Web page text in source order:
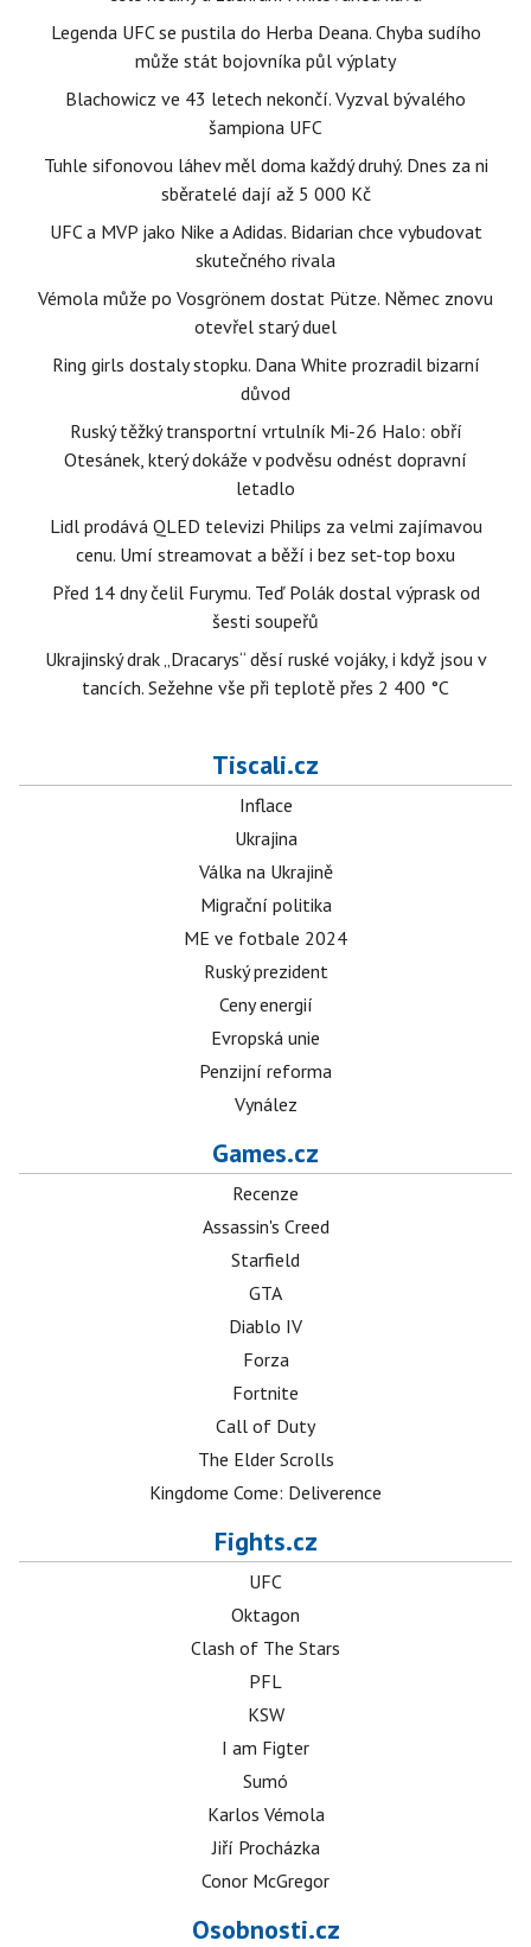
Legenda UFC se pustila do Herba Deana. Chyba sudího
může stát bojovníka půl výplaty
Blachowicz ve 43 letech nekončí. Vyzval bývalého
šampiona UFC
Tuhle sifonovou láhev měl doma každý druhý. Dnes za ni
sběratelé dají až 5 000 Kč
UFC a MVP jako Nike a Adidas. Bidarian chce vybudovat
skutečného rivala
Vémola může po Vosgrönem dostat Pütze. Němec znovu
otevřel starý duel
Ring girls dostaly stopku. Dana White prozradil bizarní
důvod
Ruský těžký transportní vrtulník Mi-26 Halo: obří
Otesánek, který dokáže v podvěsu odnést dopravní
letadlo
Lidl prodává QLED televizi Philips za velmi zajímavou
cenu. Umí streamovat a běží i bez set-top boxu
Před 14 dny čelil Furymu. Teď Polák dostal výprask od
šesti soupeřů
Ukrajinský drak „Dracarys“ děsí ruské vojáky, i když jsou v
tancích. Sežehne vše při teplotě přes 2 400 °C
Tiscali.cz
Inflace
Ukrajina
Válka na Ukrajině
Migrační politika
ME ve fotbale 2024
Ruský prezident
Ceny energií
Evropská unie
Penzijní reforma
Vynález
Games.cz
Recenze
Assassin's Creed
Starfield
GTA
Diablo IV
Forza
Fortnite
Call of Duty
The Elder Scrolls
Kingdome Come: Deliverence
Fights.cz
UFC
Oktagon
Clash of The Stars
PFL
KSW
I am Figter
Sumó
Karlos Vémola
Jiří Procházka
Conor McGregor
Osobnosti.cz